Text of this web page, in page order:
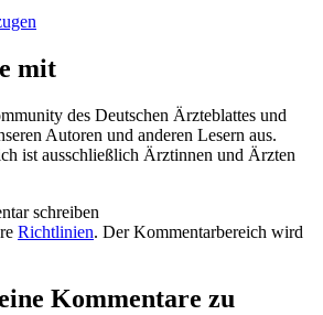
mit
des Deutschen Ärzteblattes und
Autoren und anderen Lesern aus.
ist ausschließlich Ärztinnen und Ärzten
schreiben
Richtlinien. Der Kommentarbereich wird
Kommentare zu